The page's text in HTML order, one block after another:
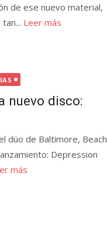
de ese nuevo material,
Leer más
nuevo disco:
dúo de Baltimore, Beach
Depression
más